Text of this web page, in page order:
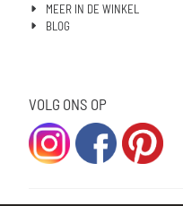
MEER IN DE WINKEL
BLOG
VOLG ONS OP